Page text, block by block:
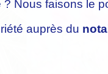
Nous faisons le
auprès du